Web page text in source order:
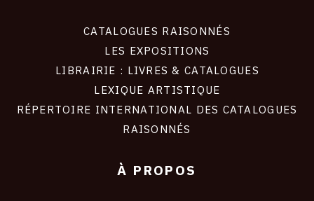
CATALOGUES RAISONNÉS
LES EXPOSITIONS
LIBRAIRIE : LIVRES & CATALOGUES
LEXIQUE ARTISTIQUE
RÉPERTOIRE INTERNATIONAL DES CATALOGUES
RAISONNÉS
À PROPOS